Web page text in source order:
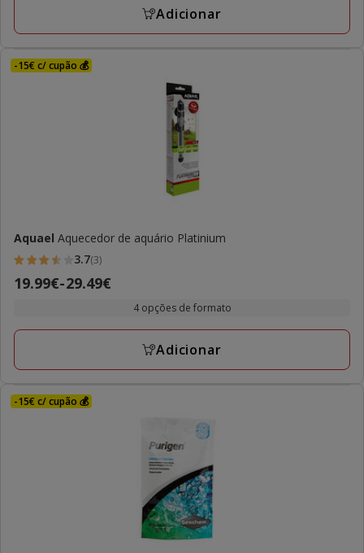
Adicionar
-15€ c/ cupão 💰
Aquael Aquecedor de aquário Platinium
3.7
estrelas
3
3.7(3)
Preço
a
29.49€
19.99€-29.49€
4 opções de formato
Adicionar
-15€ c/ cupão 💰